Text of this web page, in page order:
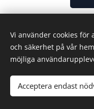
Vi använder cookies
och säkerhet på vår
möjliga
Acceptera endast